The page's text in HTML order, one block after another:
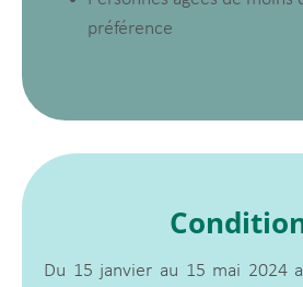
préférence
Du 15 janvier au 15 mai 2024